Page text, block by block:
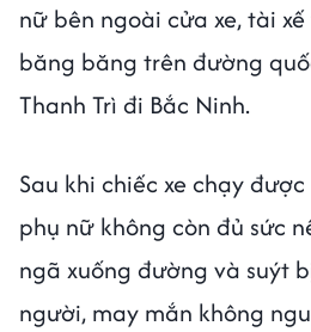
nữ bên ngoài cửa xe, tài
băng băng trên đường
Thanh Trì đi Bắc Ninh.
Sau khi chiếc xe chạy
phụ nữ không còn đủ sức
ngã xuống đường và suýt
người, may mắn không